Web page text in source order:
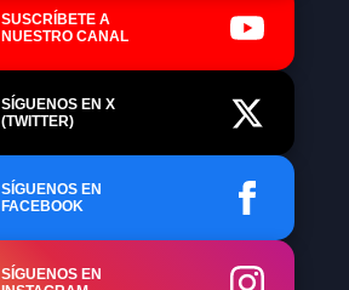
SUSCRÍBETE A
NUESTRO CANAL
SÍGUENOS EN X
(TWITTER)
SÍGUENOS EN
FACEBOOK
SÍGUENOS EN